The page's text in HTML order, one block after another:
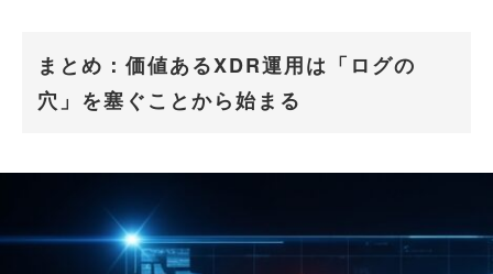
まとめ：価値あるXDR運用は「ログの
穴」を塞ぐことから始まる